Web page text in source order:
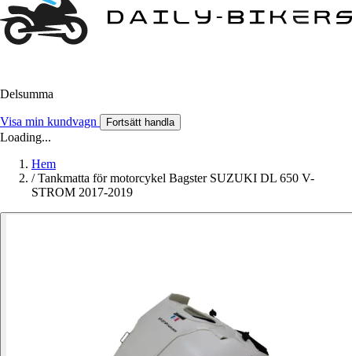
Delsumma
Visa min kundvagn Fortsätt handla
Loading...
Hem
/ Tankmatta för motorcykel Bagster SUZUKI DL 650 V-
STROM 2017-2019